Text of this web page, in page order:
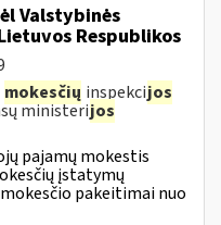
Valstybinės
Respublikos
mokesčių inspekcijos
ministerijos
pajamų mokestis
įstatymų
pakeitimai nuo